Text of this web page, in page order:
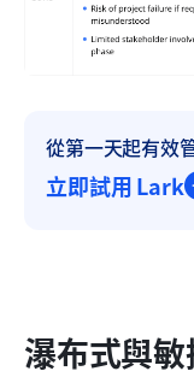
從第一天起有效
立即試用 Lark
瀑布式與